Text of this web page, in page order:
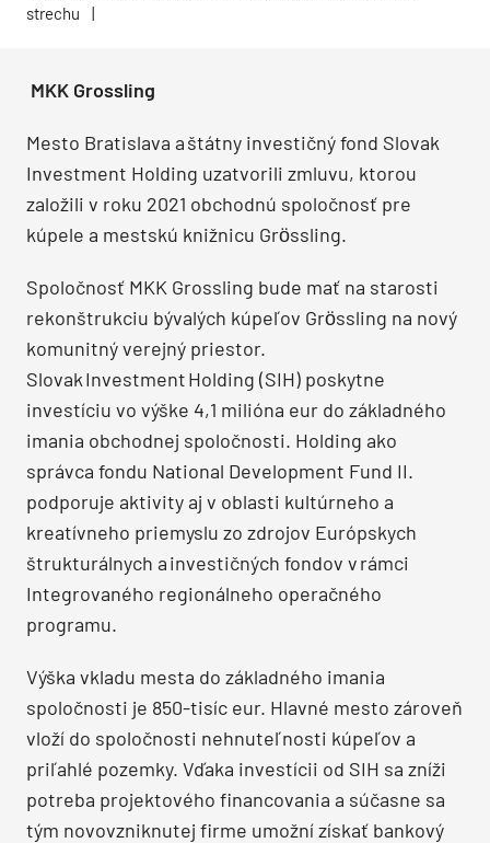
strechu
|
MKK Grossling
Mesto Bratislava a štátny investičný fond Slovak
Investment Holding uzatvorili zmluvu, ktorou
založili v roku 2021 obchodnú spoločnosť pre
kúpele a mestskú knižnicu Grӧssling.
Spoločnosť MKK Grossling bude mať na starosti
rekonštrukciu bývalých kúpeľov Grӧssling na nový
komunitný verejný priestor.
Slovak Investment Holding (SIH) poskytne
investíciu vo výške 4,1 milióna eur do základného
imania obchodnej spoločnosti. Holding ako
správca fondu National Development Fund II.
podporuje aktivity aj v oblasti kultúrneho a
kreatívneho priemyslu zo zdrojov Európskych
štrukturálnych a investičných fondov v rámci
Integrovaného regionálneho operačného
programu.
Výška vkladu mesta do základného imania
spoločnosti je 850-tisíc eur. Hlavné mesto zároveň
vloží do spoločnosti nehnuteľnosti kúpeľov a
priľahlé pozemky. Vďaka investícii od SIH sa zníži
potreba projektového financovania a súčasne sa
tým novovzniknutej firme umožní získať bankový